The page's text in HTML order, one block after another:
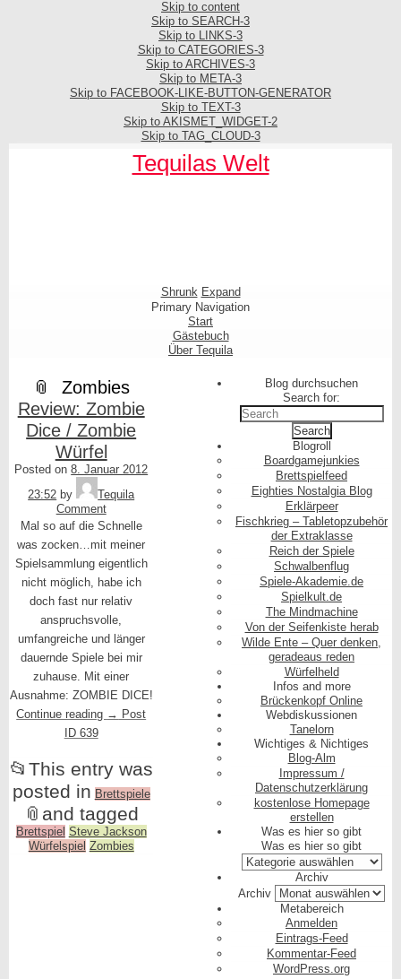
Skip to content
Skip to SEARCH-3
Skip to LINKS-3
Skip to CATEGORIES-3
Skip to ARCHIVES-3
Skip to META-3
Skip to FACEBOOK-LIKE-BUTTON-GENERATOR
Skip to TEXT-3
Skip to AKISMET_WIDGET-2
Skip to TAG_CLOUD-3
Tequilas Welt
Shrunk Expand
Primary Navigation
Start
Gästebuch
Über Tequila
Zombies
Review: Zombie
Dice / Zombie
Würfel
Posted on 8. Januar 2012
23:52 by
Tequila
Comment
Mal so auf die Schnelle
was zocken…mit meiner
Spielsammlung eigentlich
nicht möglich, habe ich
doch fast nur relativ
anspruchsvolle,
umfangreiche und länger
dauernde Spiele bei mir
zuhause. Mit einer
Ausnahme: ZOMBIE DICE!
Continue reading → Post
ID 639
📂 This entry was
posted in Brettspiele
📎 and tagged
Brettspiel Steve Jackson
Würfelspiel Zombies
Blog durchsuchen
Search for:
Blogroll
Boardgamejunkies
Brettspielfeed
Eighties Nostalgia Blog
Erklärpeer
Fischkrieg – Tabletopzubehör
der Extraklasse
Reich der Spiele
Schwalbenflug
Spiele-Akademie.de
Spielkult.de
The Mindmachine
Von der Seifenkiste herab
Wilde Ente – Quer denken,
geradeaus reden
Würfelheld
Infos and more
Brückenkopf Online
Webdiskussionen
Tanelorn
Wichtiges & Nichtiges
Blog-Alm
Impressum /
Datenschutzerklärung
kostenlose Homepage
erstellen
Was es hier so gibt
Was es hier so gibt
Archiv
Archiv
Metabereich
Anmelden
Eintrags-Feed
Kommentar-Feed
WordPress.org